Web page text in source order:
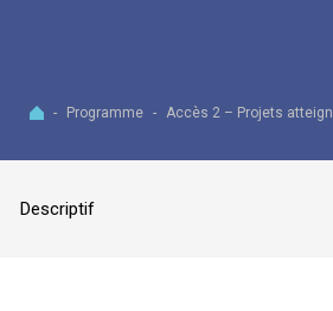
Accueil
- Programme - Accès 2 – Projets